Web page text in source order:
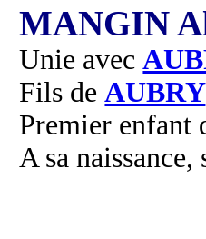
MANGIN
Unie avec
Fils deAUBRY
Premier enfant
A sa naissance,